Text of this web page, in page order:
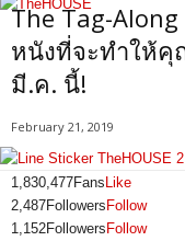
The Tag-Along
หนังที่จะทำให้คุ
มี.ค. นี้!
February 21, 2019
1,830,477Fans Like
2,487Followers Follow
1,152Followers Follow